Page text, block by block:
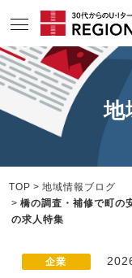
サービスの特長
求人情報
相談会・セミナー情報
転職成功者インタビ
地
TOP
地域情報ブログ
橋の調査・補修で町の
の求人特集
企業